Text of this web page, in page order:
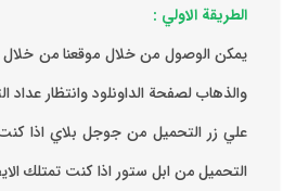
الطريقة الاولي :
يمكن الوصول من خلال موقعنا من
والذهاب لصفحة الداونلود وانتظار عداد
علي زر التحميل من جوجل بلاي اذا
التحميل من ابل ستور اذا كنت تمتلك